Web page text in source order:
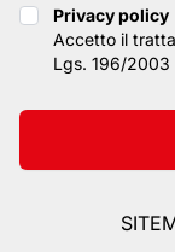
Privacy policy
Privacy policy
Accetto il
Lgs. 196/2003